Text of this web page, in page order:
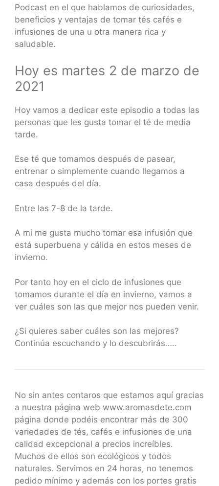
Podcast en el que hablamos de curiosidades,
beneficios y ventajas de tomar tés cafés e
infusiones de una u otra manera rica y
saludable.
Hoy es martes 2 de marzo de
2021
Hoy vamos a dedicar este episodio a todas las
personas que les gusta tomar el té de media
tarde.
Ese té que tomamos después de pasear,
entrenar o simplemente cuando llegamos a
casa después del día.
Entre las 7-8 de la tarde.
A mi me gusta mucho tomar esa infusión que
está superbuena y cálida en estos meses de
invierno.
Por tanto hoy en el ciclo de infusiones que
tomamos durante el día en invierno, vamos a
ver cuáles son las que mejor nos pueden venir.
¿Si quieres saber cuáles son las mejores?
Continúa escuchando y lo descubrirás…..
No sin antes contaros que estamos aquí gracias
a nuestra página web www.aromasdete.com
página donde podéis encontrar más de 300
variedades de tés, cafés e infusiones de una
calidad excepcional a precios increíbles.
Muchos de ellos son ecológicos y todos
naturales. Servimos en 24 horas, no tenemos
pedido mínimo y además con los portes gratis